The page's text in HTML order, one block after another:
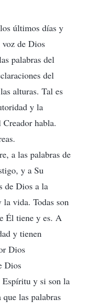
últimos días y
de Dios
palabras del
del
alturas. Tal es
y la
habla.
a las palabras de
y a Su
de Dios a la
la vida. Todas son
Él tiene y es. A
y tienen
Dios
Dios
Espíritu y si son la
las palabras